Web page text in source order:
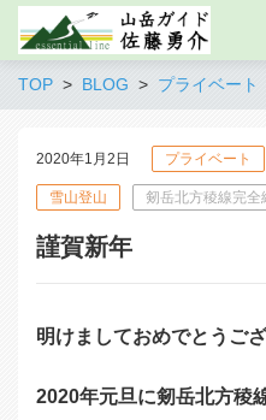
TOP BLOG プライベート
2020年1月2日 プライベート
雪山登山 剱岳北方稜線完全
謹賀新年
明けましておめでとうご
2020年元旦に剱岳北方稜